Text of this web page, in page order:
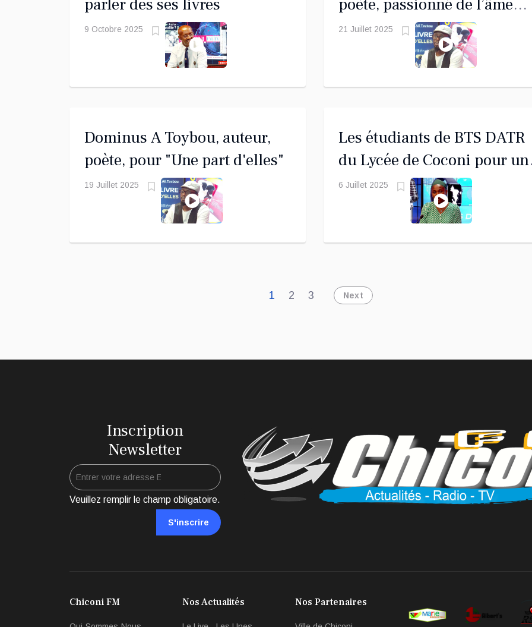
parler des ses livres
9 Octobre 2025
poète, passionné de l’âme
humaine "Une part d'elles"
21 Juillet 2025
Dominus A Toybou, auteur,
poète, pour "Une part d'elles"
19 Juillet 2025
Les étudiants de BTS DATR
du Lycée de Coconi pour
promotion
6 Juillet 2025
1 2 3 Next
Inscription
Newsletter
Veuillez remplir le champ obligatoire.
S'inscrire
Chiconi FM Nos Actualités Nos Partenaires